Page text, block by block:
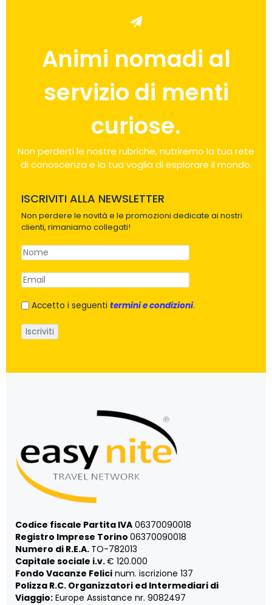
Animi nomadi al
servizio di menti
curiose.
Non perderti le nostre rubriche, nutriremo la tua rete
di conoscenza e la tua voglia di esplorare il mondo.
ISCRIVITI ALLA NEWSLETTER
Non perdere le novità e le promozioni dedicate ai nostri
clienti, rimaniamo collegati!
Accetto i seguenti termini e condizioni.
Codice fiscale Partita IVA 06370090018
Registro Imprese Torino 06370090018
Numero di R.E.A. TO-782013
Capitale sociale i.v.€ 120.000
Fondo Vacanze Felici num. iscrizione 137
Polizza R.C. Organizzatori ed Intermediari di
Viaggio: Europe Assistance nr. 9082497